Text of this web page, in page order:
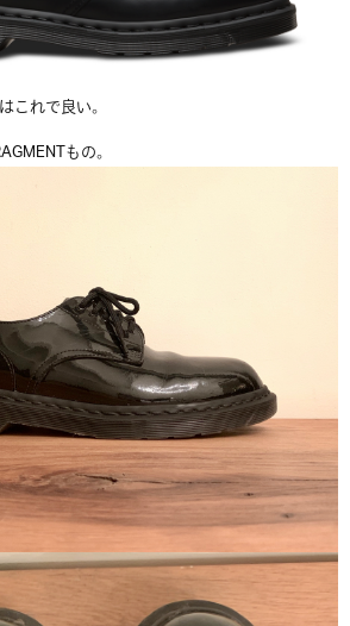
れで良い。
もの。